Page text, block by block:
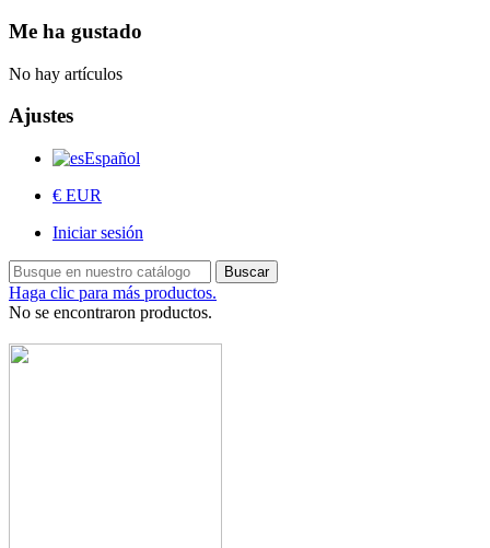
Me ha gustado
No hay artículos
Ajustes
Español
€ EUR
Iniciar sesión
Buscar
Haga clic para más productos.
No se encontraron productos.